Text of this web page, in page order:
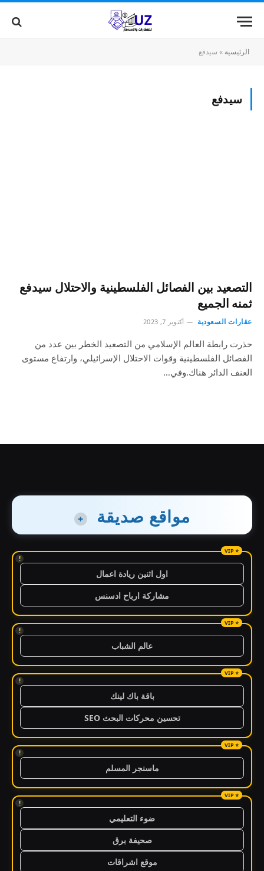
الرئيسية » سيدفع
سيدفع
التصعيد بين الفصائل الفلسطينية والاحتلال سيدفع
ثمنه الجميع
عقارات السعودية أكتوبر 7, 2023
حذرت رابطة العالم الإسلامي من التصعيد الخطر بين عدد من
الفصائل الفلسطينية وقوات الاحتلال الإسرائيلي، وارتفاع مستوى
العنف الدائر هناك.وفي…
مواقع صديقة +
!
اول اثنين ريادة اعمال
مشاركة ارباح ادسنس
!
عالم الشباب
!
باقة باك لينك
تحسين محركات البحث SEO
!
ماسنجر المسلم
!
ضوء التعليمي
صحيفة برق
موقع اشراقات